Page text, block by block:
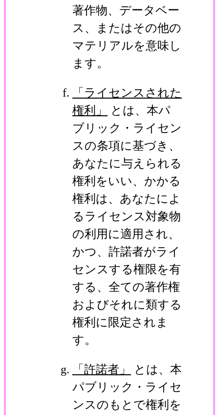
著作物、データベー
ス、またはその他の
マテリアルを意味し
ます。
「ライセンスされた
権利」
とは、本パ
ブリック・ライセン
スの条項に基づき、
あなたに与えられる
権利をいい、かかる
権利は、あなたによ
るライセンス対象物
の利用に適用され、
かつ、許諾者がライ
センスする権限を有
する、全ての著作権
およびそれに類する
権利に限定されま
す。
「許諾者」
とは、本
パブリック・ライセ
ンスのもとで権利を